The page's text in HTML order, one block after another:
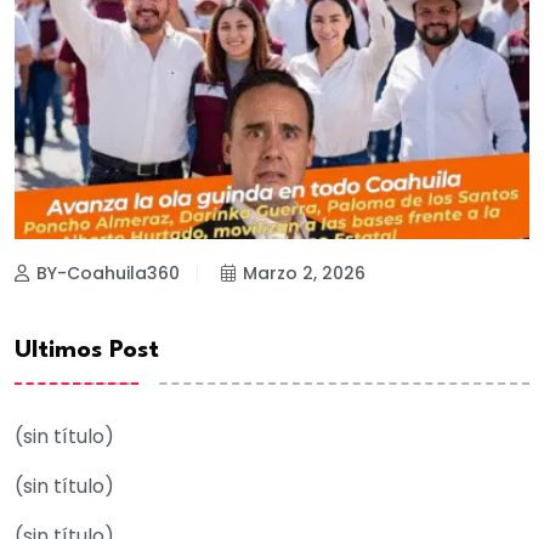
BY-Coahuila360 Marzo 2, 2026
Ultimos Post
(sin título)
(sin título)